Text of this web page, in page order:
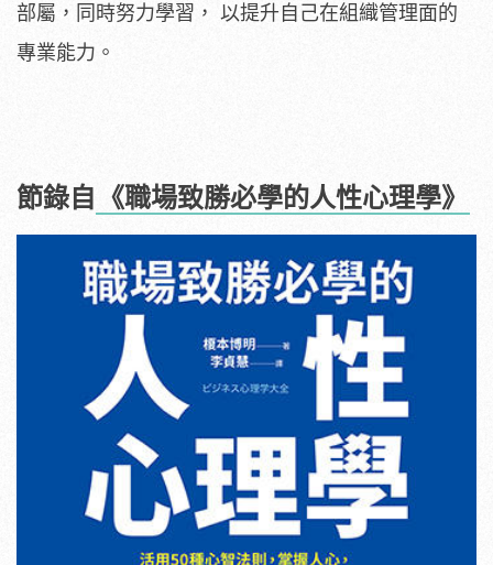
部屬，同時努力學習， 以提升自己在組織管理面的
專業能力。
節錄自 《職場致勝必學的人性心理學》